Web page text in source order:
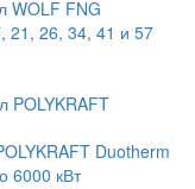
WOLF FNG
21, 26, 34, 41 и 57
Duotherm
6000 кВт